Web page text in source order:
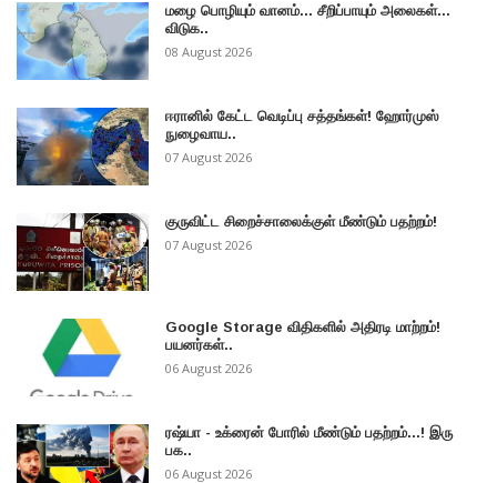
மழை பொழியும் வானம்... சீறிப்பாயும் அலைகள்...
விடுக..
08 August 2026
ஈரானில் கேட்ட வெடிப்பு சத்தங்கள்! ஹோர்முஸ்
நுழைவாய..
07 August 2026
குருவிட்ட சிறைச்சாலைக்குள் மீண்டும் பதற்றம்!
07 August 2026
Google Storage விதிகளில் அதிரடி மாற்றம்!
பயனர்கள்..
06 August 2026
ரஷ்யா - உக்ரைன் போரில் மீண்டும் பதற்றம்...! இரு
பக..
06 August 2026